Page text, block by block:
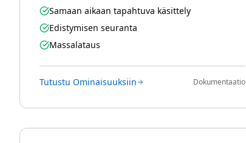
Samaan aikaan tapahtuva käsittely
Edistymisen seuranta
Massalataus
Tutustu Ominaisuuksiin Dokumentaatio